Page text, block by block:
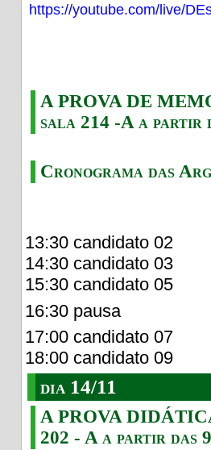
https://youtube.com/live/
A PROVA DE
sala 214 -A a partir
Cronograma das
13:30 candidato 02
14:30 candidato 03
15:30 candidato 05
16:30 pausa
17:00 candidato 07
18:00 candidato 09
dia 14/11
A PROVA
202 - A a partir das